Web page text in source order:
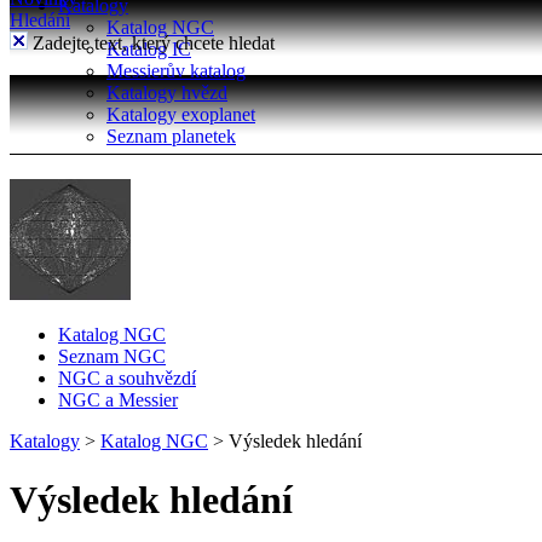
Katalogy
Katalog NGC
Katalog IC
Messierův katalog
Katalogy hvězd
Katalogy exoplanet
Seznam planetek
Hledání
Zadejte text, který chcete hledat
Katalog NGC
Seznam NGC
NGC a souhvězdí
NGC a Messier
Katalogy > Katalog NGC > Výsledek hledání
Výsledek hledání